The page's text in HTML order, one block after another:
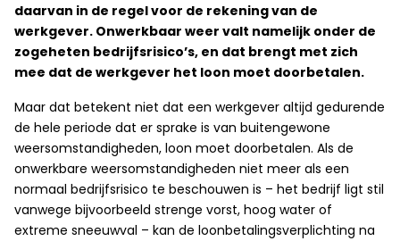
daarvan in de regel voor de rekening van de
werkgever. Onwerkbaar weer valt namelijk onder de
zogeheten bedrijfsrisico’s, en dat brengt met zich
mee dat de werkgever het loon moet doorbetalen.
Maar dat betekent niet dat een werkgever altijd gedurende
de hele periode dat er sprake is van buitengewone
weersomstandigheden, loon moet doorbetalen. Als de
onwerkbare weersomstandigheden niet meer als een
normaal bedrijfsrisico te beschouwen is – het bedrijf ligt stil
vanwege bijvoorbeeld strenge vorst, hoog water of
extreme sneeuwval – kan de loonbetalingsverplichting na